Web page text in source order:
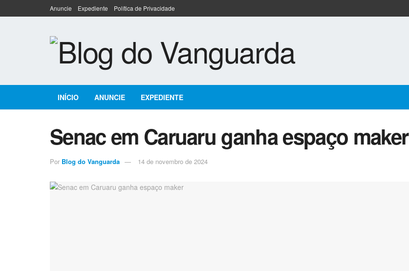
Anuncie Expediente Política de Privacidade
INÍCIO ANUNCIE EXPEDIENTE
Senac em Caruaru ganha espaço maker
Por Blog do Vanguarda 14 de novembro de 2024